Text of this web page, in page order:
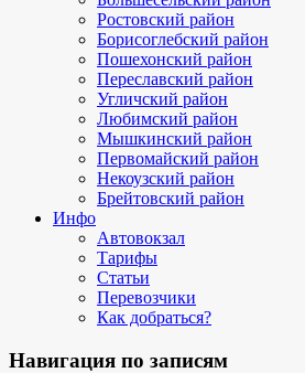
Ростовский район
Борисоглебский район
Пошехонский район
Переславский район
Угличский район
Любимский район
Мышкинский район
Первомайский район
Некоузский район
Брейтовский район
Инфо
Автовокзал
Тарифы
Статьи
Перевозчики
Как добраться?
Навигация по записям